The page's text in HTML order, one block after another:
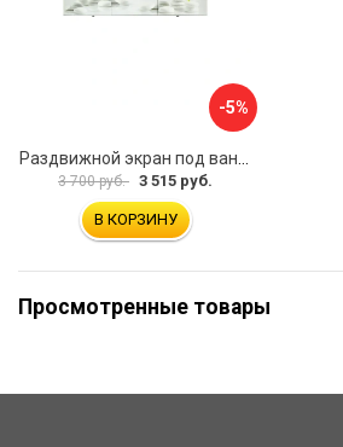
-5%
3 700 руб. 3 515 руб.
В КОРЗИНУ
Просмотренные товары